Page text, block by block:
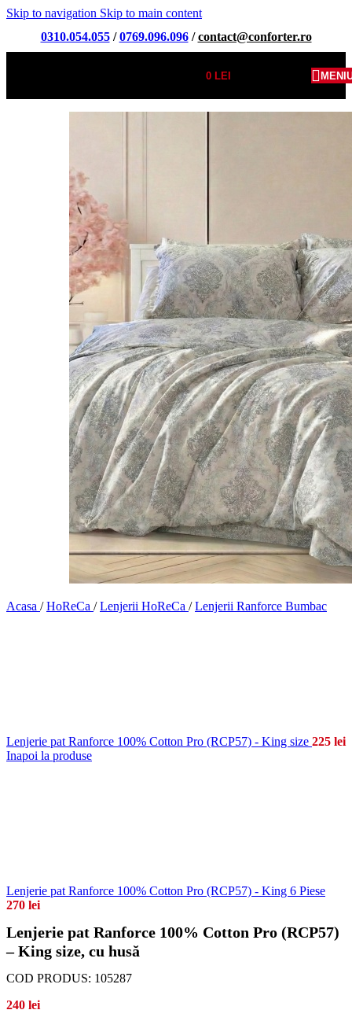
Skip to navigation Skip to main content
0310.054.055/0769.096.096/contact@conforter.ro
0LEI
Acasa / HoReCa / Lenjerii HoReCa / Lenjerii Ranforce Bumbac
Lenjerie pat Ranforce 100% Cotton Pro (RCP57) - King size 225 lei
Inapoi la produse
Lenjerie pat Ranforce 100% Cotton Pro (RCP57) - King 6 Piese
270 lei
Lenjerie pat Ranforce 100% Cotton Pro (RCP57)
– King size, cu husă
COD PRODUS: 105287
240 lei